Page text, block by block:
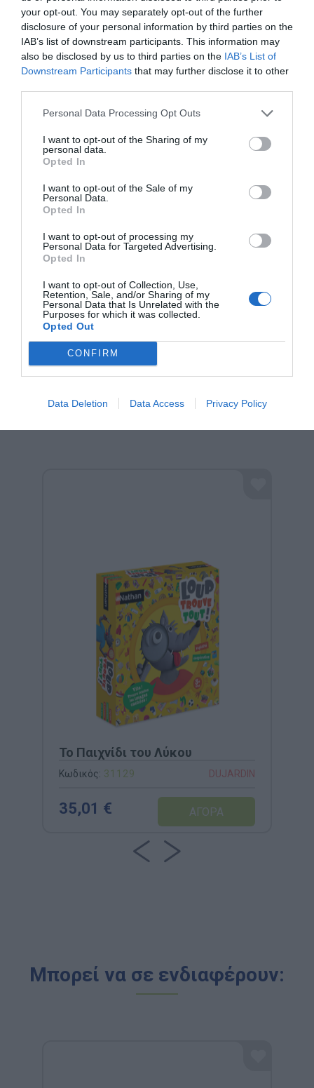
your opt-out. You may separately opt-out of the further
disclosure of your personal information by third parties on the
IAB’s list of downstream participants. This information may
also be disclosed by us to third parties on the IAB’s List of
Downstream Participants that may further disclose it to other
Personal Data Processing Opt Outs
I want to opt-out of the Sharing of my
personal data.
Opted In
I want to opt-out of the Sale of my
Personal Data.
Opted In
I want to opt-out of processing my
Personal Data for Targeted Advertising.
Opted In
I want to opt-out of Collection, Use,
Retention, Sale, and/or Sharing of my
Personal Data that Is Unrelated with the
Purposes for which it was collected.
Opted Out
CONFIRM
Data Deletion Data Access Privacy Policy
Dujardin
είναι μια γνωστή γαλλική εταιρία
παιχνιδιών που δημιουργεί ποιοτικά και εκπαιδευτικά
παιχνίδια από το 1947. Με μακρά παράδοση στον
χώρο του παιχνιδιού, τα προϊόντα της έχουν
σχεδιαστεί για να προσφέρουν στα παιδιά
Τα παιχνίδια Dujardin καλούν τα παιδιά να
πρωταγωνιστές και να εξερευνήσουν νέους κόσμους
μέσα από δημιουργικές δραστηριότητες και
εταιριών, τα παιχνίδια Dujardin ξεχωρίζουν για την
ποιότητα κατασκευής, τον προσεγμένο σχεδιασμό και
την εντυπωσιακή τους συσκευασία. Παράλληλα,
ανάπτυξη δεξιοτήτων όπως η παρατηρητικότητα, η
λογική σκέψη και η δημιουργικότητα.
Ανακαλύψτε τη συλλογή
διασκέδασης και μάθησης.
Σχετικά προϊόντα
Το Παιχνίδι του Λύκου
Κωδικός: 31129 DUJARDIN
35,01 €
Μπορεί να σε ενδιαφέρουν: